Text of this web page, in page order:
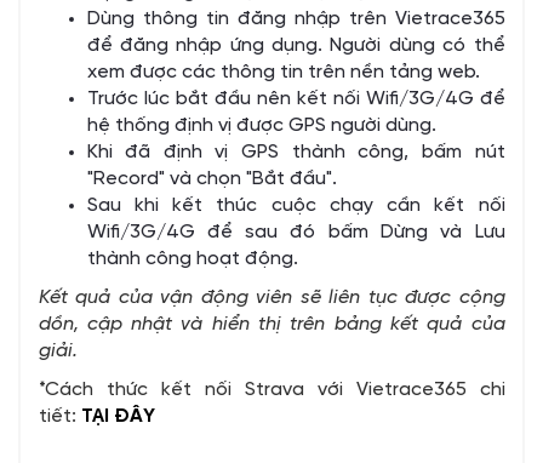
Dùng thông tin đăng nhập trên Vietrace365
để đăng nhập ứng dụng. Người dùng có thể
xem được các thông tin trên nền tảng web.
Trước lúc bắt đầu nên kết nối Wifi/3G/4G để
hệ thống định vị được GPS người dùng.
Khi đã định vị GPS thành công, bấm nút
"Record" và chọn "Bắt đầu".
Sau khi kết thúc cuộc chạy cần kết nối
Wifi/3G/4G để sau đó bấm Dừng và Lưu
thành công hoạt động.
Kết quả của vận động viên sẽ liên tục được cộng
dồn, cập nhật và hiển thị trên bảng kết quả của
giải.
*Cách thức kết nối Strava với Vietrace365 chi
tiết: TẠI ĐÂY